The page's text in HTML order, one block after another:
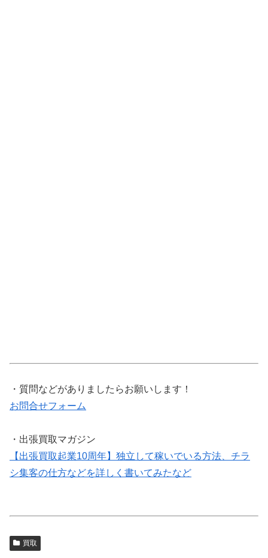
・質問などがありましたらお願いします！
お問合せフォーム
・出張買取マガジン
【出張買取起業10周年】独立して稼いでいる方法、チラ
シ集客の仕方などを詳しく書いてみたなど
買取